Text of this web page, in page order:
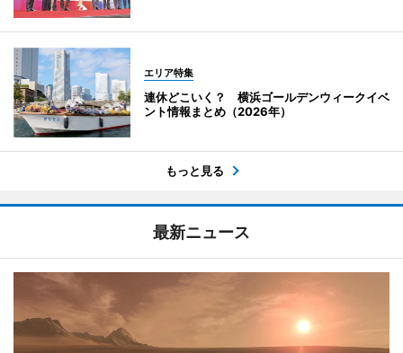
エリア特集
連休どこいく？ 横浜ゴールデンウィークイベ
ント情報まとめ（2026年）
もっと見る
最新ニュース